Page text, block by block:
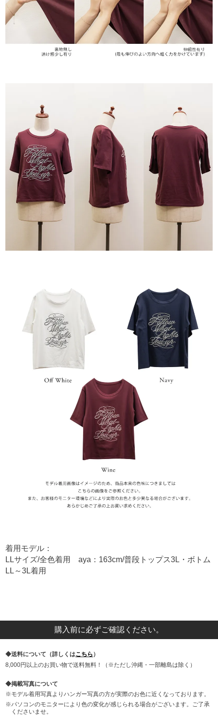
着用モデル：
LLサイズ/全色着用 aya：163cm/普段トップス3L・ボトム
LL～3L着用
購入前に必ずご確認ください。
送料について（詳しくはこちら ）
8,000円以上のお買い物で送料無料！（※ただし沖縄・一部離島は除く）
掲載写真について
モデル着用写真よりハンガー写真の方が実際のお色に近くなっております。
パソコンのモニターにより色の変化が感じられる場合がございます。ご了承
くださいませ。